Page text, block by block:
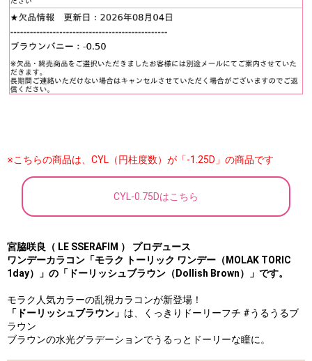
※こちらの商品は、CYL（円柱度数）が「-1.25D」の商品です
CYL-0.75Dはこちら
宮脇咲良（ LE SSERAFIM ） プロデュース
ワンデーカラコン「モラク トーリック ワンデー（MOLAK TORIC
1day）」の「ドーリッシュブラウン（Dollish Brown）」です。
モラク人気カラーの乱視カラコンが新登場！
「ドーリッシュブラウン」 は、くっきりドーリーフチ #うるうるブ
ラウン
ブラウンの水光グラデーションでうるっとドーリーな瞳に。